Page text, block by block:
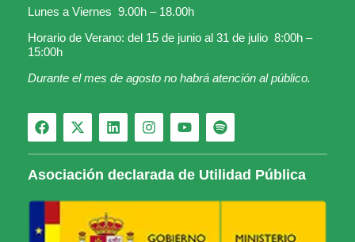
Lunes a Viernes 9.00h – 18.00h
Horario de Verano: del 15 de junio al 31 de julio 8:00h –
15:00h
Durante el mes de agosto no habrá atención al público.
Asociación declarada de Utilidad Pública